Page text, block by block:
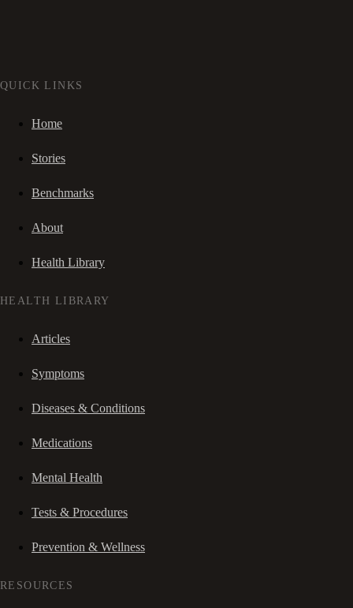
QUICK LINKS
Home
Stories
Benchmarks
About
Health Library
HEALTH LIBRARY
Articles
Symptoms
Diseases & Conditions
Medications
Mental Health
Tests & Procedures
Prevention & Wellness
RESOURCES